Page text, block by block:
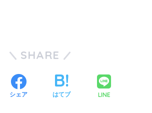
SHARE
シェア はてブ LINE